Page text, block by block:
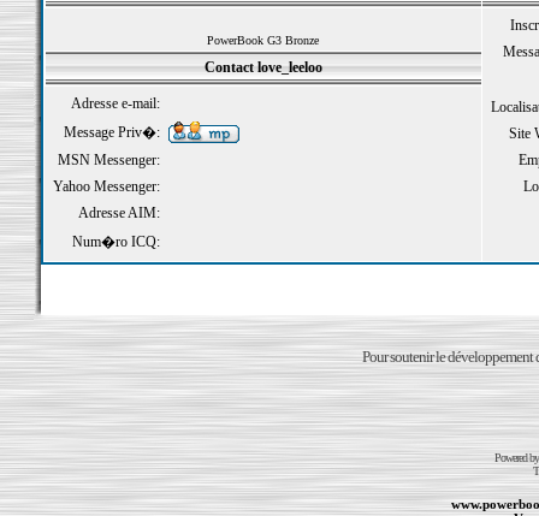
PowerBook G3 Bronze
Site
Contact love_leeloo
Adresse e-mail:
Message Priv�:
MSN Messenger:
Yahoo Messenger:
Adresse AIM:
Num�ro ICQ:
Pour soutenir le développement
Powered